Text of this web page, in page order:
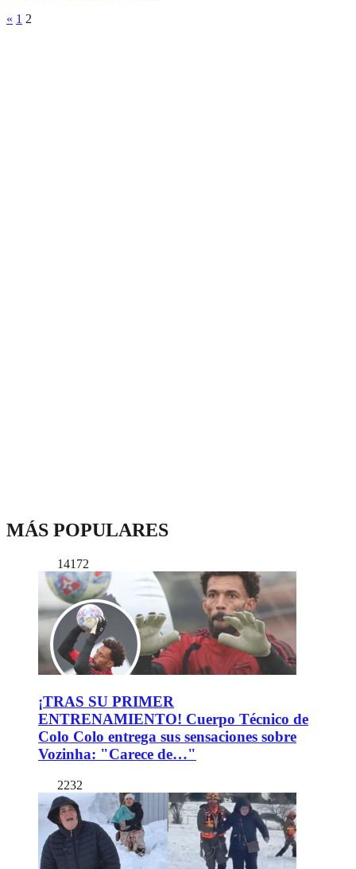
« 1 2
MÁS POPULARES
14172
¡TRAS SU PRIMER
ENTRENAMIENTO! Cuerpo Técnico de
Colo Colo entrega sus sensaciones sobre
Vozinha: "Carece de…"
2232